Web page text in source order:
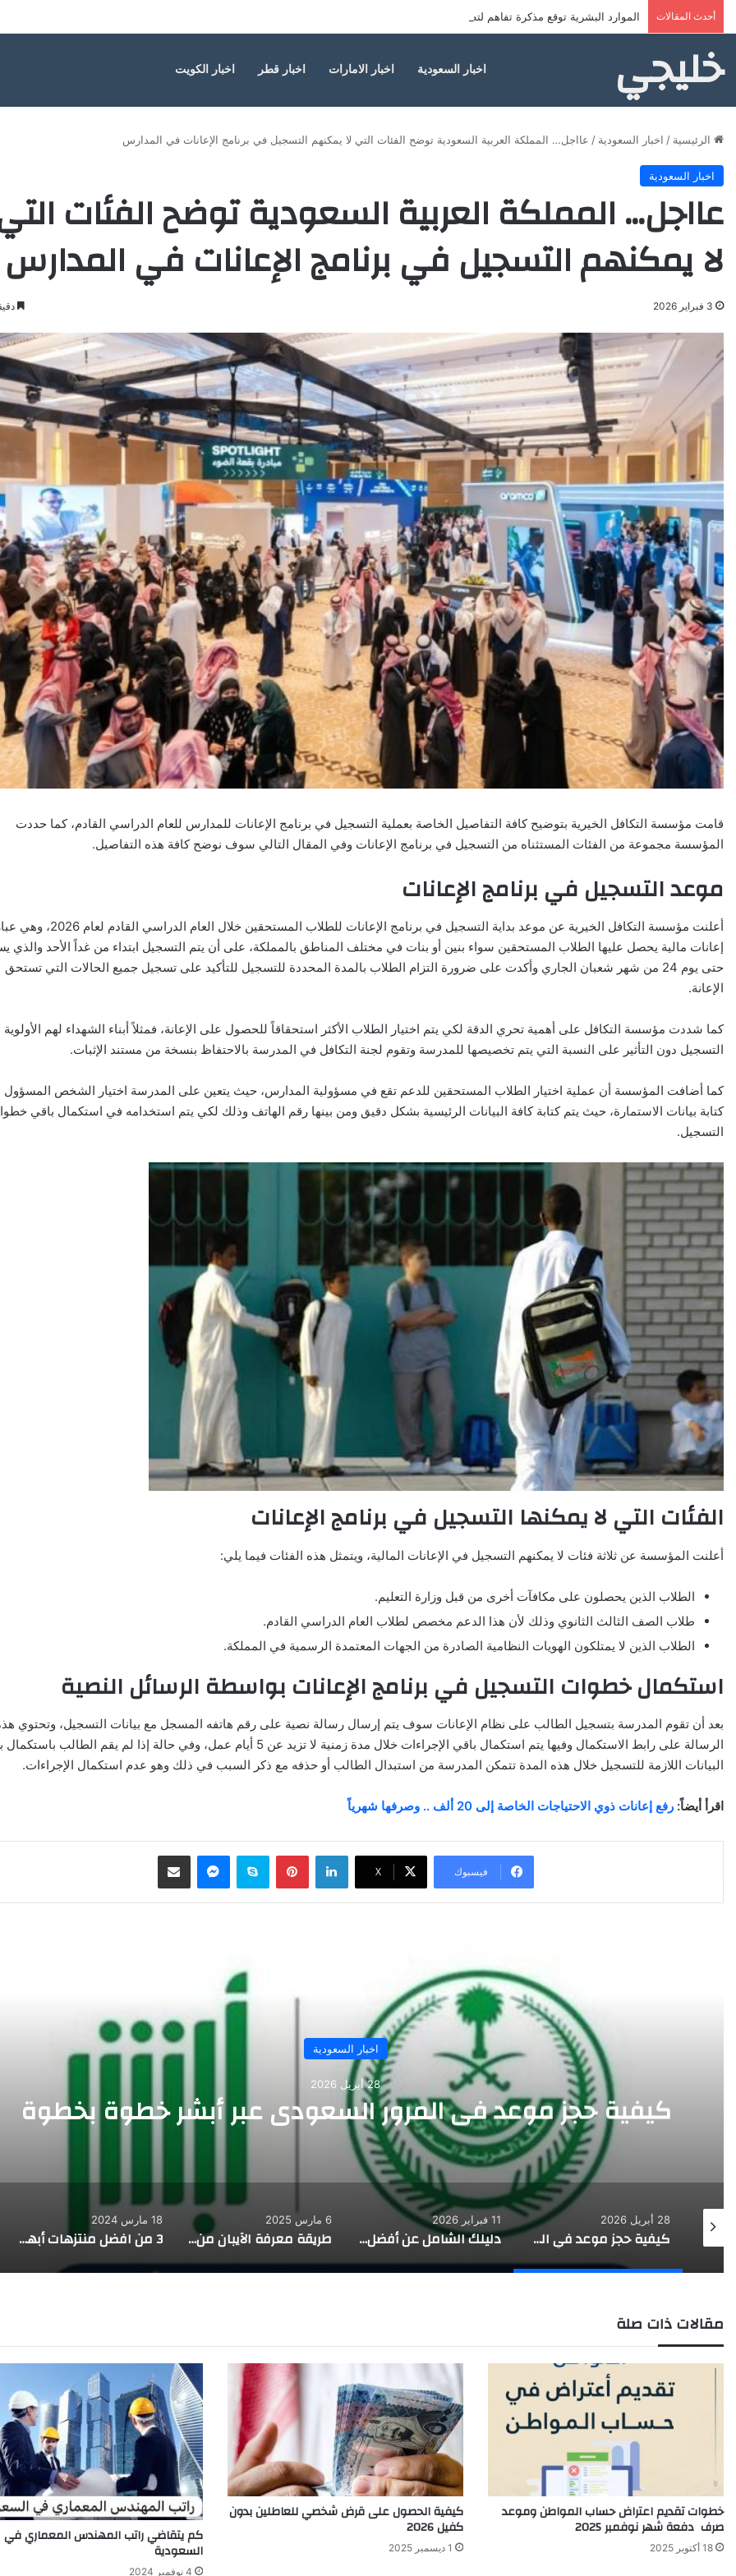
أحدث المقالات الموارد البشرية توقع مذكرة تفاهم لتطوير خدمات مراكز ضيافة الأطفال
خليجي اخبار السعودية اخبار الامارات اخبار قطر اخبار الكويت
الرئيسية / اخبار السعودية / عااجل… المملكة العربية السعودية توضح الفئات التي لا يمكنهم التسجيل في برنامج الإعانات في المدارس
اخبار السعودية
عااجل… المملكة العربية السعودية توضح الفئات
لا يمكنهم التسجيل في برنامج الإعانات في المدارس
3 فبراير 2026
قامت مؤسسة التكافل الخيرية بتوضيح كافة التفاصيل الخاصة بعملية التسجيل في برنامج الإعانات للمدارس للعام الدراسي القادم، كما حددت
المؤسسة مجموعة من الفئات المستثناه من التسجيل في برنامج الإعانات وفي المقال التالي سوف نوضح كافة هذه التفاصيل.
موعد التسجيل في برنامج الإعانات
أعلنت مؤسسة التكافل الخيرية عن موعد بداية التسجيل في برنامج الإعانات للطلاب
إعانات مالية يحصل عليها الطلاب المستحقين سواء بنين أو بنات في مختلف المناطق بالمملكة، على أن يتم التسجيل ابتداء من غداً الأحد والذي
حتى يوم 24 من شهر شعبان الجاري وأكدت على ضرورة التزام الطلاب بالمدة المحددة للتسجيل للتأكيد على تسجيل جميع الحالات التي تستحق
الإعانة.
كما شددت مؤسسة التكافل على أهمية تحري الدقة لكي يتم اختيار الطلاب الأكثر استحقاقاً للحصول على الإعانة، فمثلاً أبناء الشهداء لهم
التسجيل دون التأثير على النسبة التي يتم تخصيصها للمدرسة وتقوم لجنة التكافل في المدرسة بالاحتفاظ بنسخة من مستند الإثبات.
كما أضافت المؤسسة أن عملية اختيار الطلاب المستحقين للدعم تقع في مسؤولية المدارس، حيث يتعين على المدرسة اختيار الشخص
كتابة بيانات الاستمارة، حيث يتم كتابة كافة البيانات الرئيسية بشكل دقيق ومن بينها رقم الهاتف وذلك لكي يتم استخدامه في استكمال باقي
التسجيل.
الفئات التي لا يمكنها التسجيل في برنامج الإعانات
أعلنت المؤسسة عن ثلاثة فئات لا يمكنهم التسجيل في الإعانات المالية، ويتمثل هذه الفئات فيما يلي:
الطلاب الذين يحصلون على مكافآت أخرى من قبل وزارة التعليم.
طلاب الصف الثالث الثانوي وذلك لأن هذا الدعم مخصص لطلاب العام الدراسي القادم.
الطلاب الذين لا يمتلكون الهويات النظامية الصادرة من الجهات المعتمدة الرسمية في المملكة.
استكمال خطوات التسجيل في برنامج الإعانات بواسطة الرسائل النصية
بعد أن تقوم المدرسة بتسجيل الطالب على نظام الإعانات سوف يتم إرسال رسالة نصية على رقم هاتفه المسجل مع بيانات التسجيل، وتحتوي
الرسالة على رابط الاستكمال وفيها يتم استكمال باقي الإجراءات خلال مدة زمنية لا تزيد عن 5 أيام عمل، وفي حالة إذا لم يقم الطالب
البيانات اللازمة للتسجيل خلال هذه المدة تتمكن المدرسة من استبدال الطالب أو حذفه مع ذكر السبب في ذلك وهو عدم استكمال الإجراءات.
اقرأ أيضاً: رفع إعانات ذوي الاحتياجات الخاصة إلى 20 ألف .. وصرفها شهرياً
فيسبوك ‫X
لينكدإن بينتيريستسكايب ماسنجر مشاركة عبر البريد
اخبار السعودية
28 أبريل 2026
كيفية حجز موعد في المرور السعودي عبر أبشر خطوة بخطوة
انطلاق اختبارات الفصل الدراسي الثالث لطلاب التعليم في مناطق المملكة
28 أبريل 2026
كيفية حجز موعد في المرور السعودي عبر أبشر خطوة بخطوة
11 فبراير 2026
دليلك الشامل عن أفضل معلمة انجليزي تجي للبيت الدمام
6 مارس 2025
طريقة معرفة الآيبان من رقم الحساب
18 مارس 2024
3 من افضل منتزهات أبها السعودية
مقالات ذات صلة
خطوات تقديم اعتراض حساب المواطن وموعد
صرف دفعة شهر نوفمبر 2025
18 أكتوبر 2025
كيفية الحصول على قرض شخصي للعاطلين بدون
كفيل 2026
1 ديسمبر 2025
كم يتقاضي راتب المهندس المعماري في
السعودية
4 نوفمبر 2024